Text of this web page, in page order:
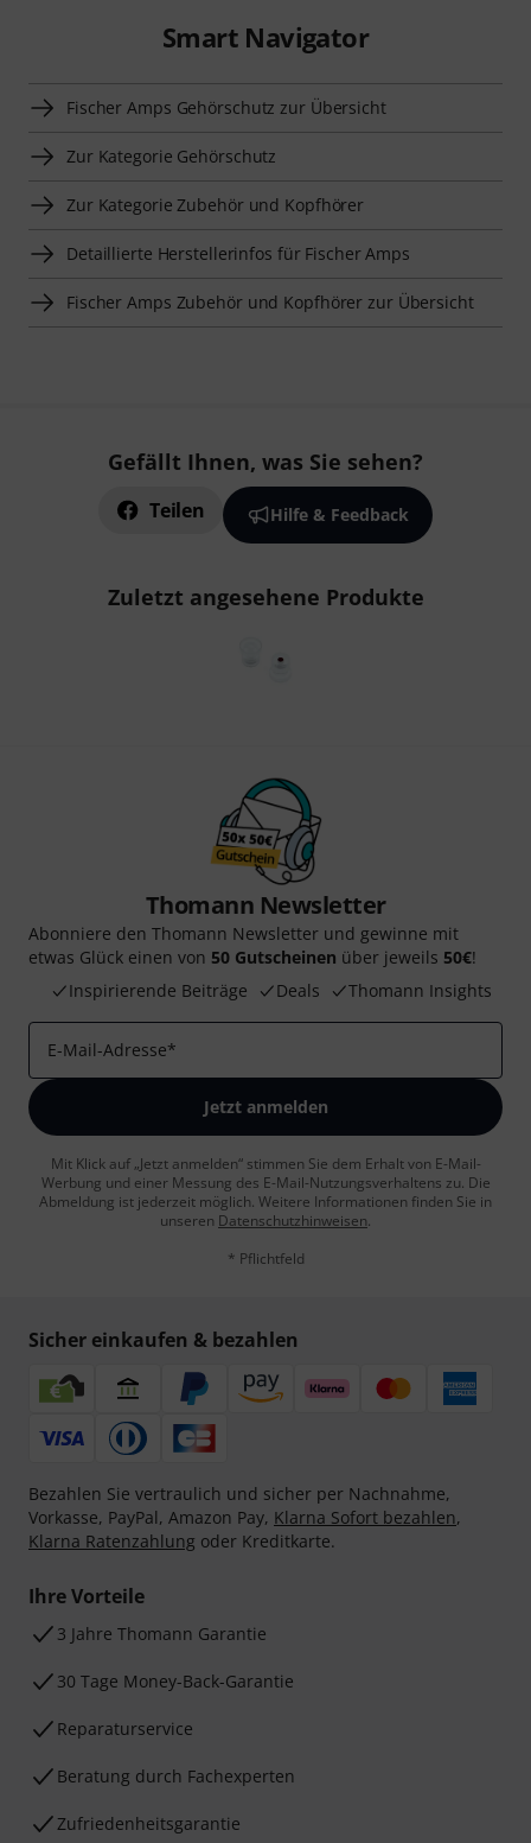
Smart Navigator
Fischer Amps Gehörschutz zur Übersicht
Zur Kategorie Gehörschutz
Zur Kategorie Zubehör und Kopfhörer
Detaillierte Herstellerinfos für Fischer Amps
Fischer Amps Zubehör und Kopfhörer zur Übersicht
Gefällt Ihnen, was Sie sehen?
Teilen Hilfe & Feedback
Zuletzt angesehene Produkte
Thomann Newsletter
Abonniere den Thomann Newsletter und gewinne mit
etwas Glück einen von 50 Gutscheinen über jeweils 50€!
Inspirierende Beiträge
Deals Thomann Insights
E-Mail-Adresse*
Jetzt anmelden
Mit Klick auf „Jetzt anmelden“ stimmen Sie dem Erhalt von E-Mail-
Werbung und einer Messung des E-Mail-Nutzungsverhaltens zu. Die
Abmeldung ist jederzeit möglich. Weitere Informationen finden Sie in
unseren Datenschutzhinweisen.
* Pflichtfeld
Sicher einkaufen & bezahlen
Bezahlen Sie vertraulich und sicher per Nachnahme,
Vorkasse, PayPal, Amazon Pay, Klarna Sofort bezahlen,
Klarna Ratenzahlung oder Kreditkarte.
Ihre Vorteile
3 Jahre Thomann Garantie
30 Tage Money-Back-Garantie
Reparaturservice
Beratung durch Fachexperten
Zufriedenheitsgarantie